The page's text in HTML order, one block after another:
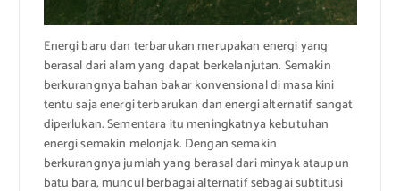
Energi baru dan terbarukan merupakan energi yang
berasal dari alam yang dapat berkelanjutan. Semakin
berkurangnya bahan bakar konvensional di masa kini
tentu saja energi terbarukan dan energi alternatif sangat
diperlukan. Sementara itu meningkatnya kebutuhan
energi semakin melonjak. Dengan semakin
berkurangnya jumlah yang berasal dari minyak ataupun
batu bara, muncul berbagai alternatif sebagai subtitusi